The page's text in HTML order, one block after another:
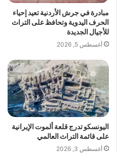
مبادرة في جرش الأردنية تعيد إحياء
الحرف اليدوية وتحافظ على التراث
للأجيال الجديدة
أغسطس 5, 2026
اليونسكو تدرج قلعة ألموت الإيرانية
على قائمة التراث العالمي
أغسطس 3, 2026